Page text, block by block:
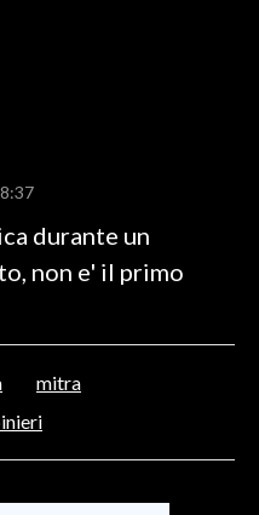
durante un
non e' il primo
mitra